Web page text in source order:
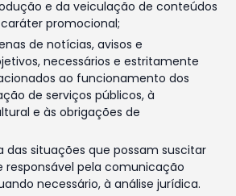
e da veiculação de conteúdos
promocional;
de notícias, avisos e
necessários e estritamente
ao funcionamento dos
de serviços públicos, à
e às obrigações de
das situações que possam suscitar
responsável pela comunicação
necessário, à análise jurídica.